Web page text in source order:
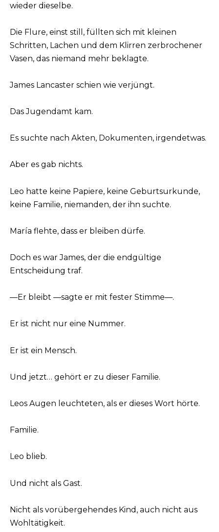
wieder dieselbe.
Die Flure, einst still, füllten sich mit kleinen
Schritten, Lachen und dem Klirren zerbrochener
Vasen, das niemand mehr beklagte.
James Lancaster schien wie verjüngt.
Das Jugendamt kam.
Es suchte nach Akten, Dokumenten, irgendetwas.
Aber es gab nichts.
Leo hatte keine Papiere, keine Geburtsurkunde,
keine Familie, niemanden, der ihn suchte.
María flehte, dass er bleiben dürfe.
Doch es war James, der die endgültige
Entscheidung traf.
—Er bleibt —sagte er mit fester Stimme—.
Er ist nicht nur eine Nummer.
Er ist ein Mensch.
Und jetzt… gehört er zu dieser Familie.
Leos Augen leuchteten, als er dieses Wort hörte.
Familie.
Leo blieb.
Und nicht als Gast.
Nicht als vorübergehendes Kind, auch nicht aus
Wohltätigkeit.